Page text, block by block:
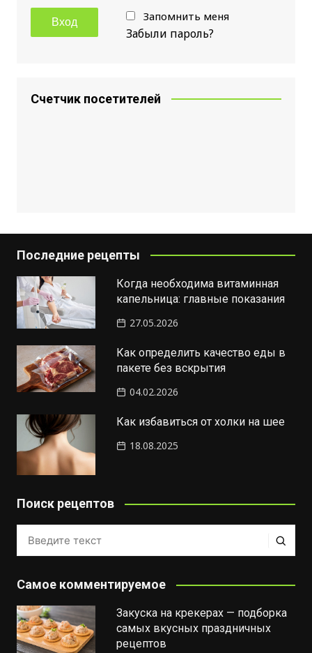
Запомнить меня
Забыли пароль?
Счетчик посетителей
Последние рецепты
Когда необходима витаминная
капельница: главные показания
27.05.2026
Как определить качество еды в
пакете без вскрытия
04.02.2026
Как избавиться от холки на шее
18.08.2025
Поиск рецептов
Самое комментируемое
Закуска на крекерах — подборка
самых вкусных праздничных
рецептов